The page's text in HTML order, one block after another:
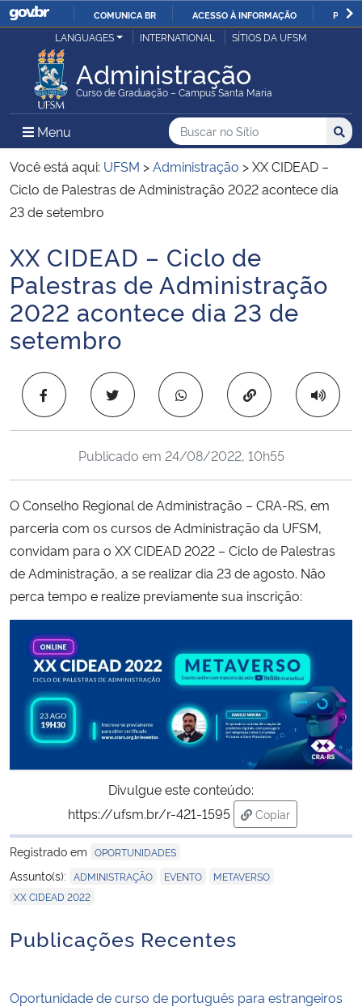
IR
O
COMUNICA BR ACESSO À INFORMAÇÃO
Ministério da Justiça e Segurança Pública
Ministério da Defesa
Ministério das Relações Exteriores
Ministério da Economia
Ministério da Infraestrutura
Ministério da Agricultura, Pecuária e Abastecimento
Ministério da Educação
Ministério da Cidadania
Ministério da Saúde
Ministério de Minas e Energia
Ministério da Ciência, Tecnologia, Inovações e Comunicações
Ministério do Meio Ambiente
Ministério do Turismo
Ministério do Desenvolvimento Regional
Controladoria-Geral da União
Ministério da Mulher, da Família e dos Direitos Humanos
Gabinete de Segurança Institucional
Advocacia-Geral da União
Banco Central do Brasil
LANGUAGES INTERNATIONAL SÍTIOS DA UFSM
Administração
Curso de Graduação – Campus Santa Maria
Menu Menu Principal do Sítio
Busca
Buscar no no Sítio
Busca:
Você está aqui: UFSM >Administração >XX CIDEAD –
Ciclo de Palestras de Administração 2022 acontece dia
23 de setembro
Início do conteúdo
XX CIDEAD – Ciclo de
Palestras de Administração
2022 acontece dia 23 de
setembro
Copiar para área
Publicado em 24/08/2022, 10h55
O Conselho Regional de Administração – CRA-RS, em
parceria com os cursos de Administração da UFSM,
convidam para o XX CIDEAD 2022 – Ciclo de Palestras
de Administração, a se realizar dia 23 de agosto. Não
perca tempo e realize previamente sua inscrição:
Divulgue este conteúdo:
https://ufsm.br/r-421-1595
Copiar
para área de
Registrado em OPORTUNIDADES
Assunto(s): ADMINISTRAÇÃO EVENTO METAVERSO
XX CIDEAD 2022
Publicações Recentes
Oportunidade de curso de português para estrangeiros